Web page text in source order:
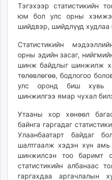
Тэгэхээр статистикийн
юм бол улс орны
шийдвэр, шийдлүүд худлаа
Статистикийн
орны эдийн засаг,
шинж байдлыг шинжилж
төлөвлөгөө, бодлогоо
улс оронд биш хувь
шинжилгээ ямар чухал
Утааны хор хөнөөл
байнга гаргадаг
Улаанбаатарт байдаг
шалтгаалж хэдэн хүн
шинжилсэн тоо баримт
статистикийн албанаас
гаргахдаа аргачлалын